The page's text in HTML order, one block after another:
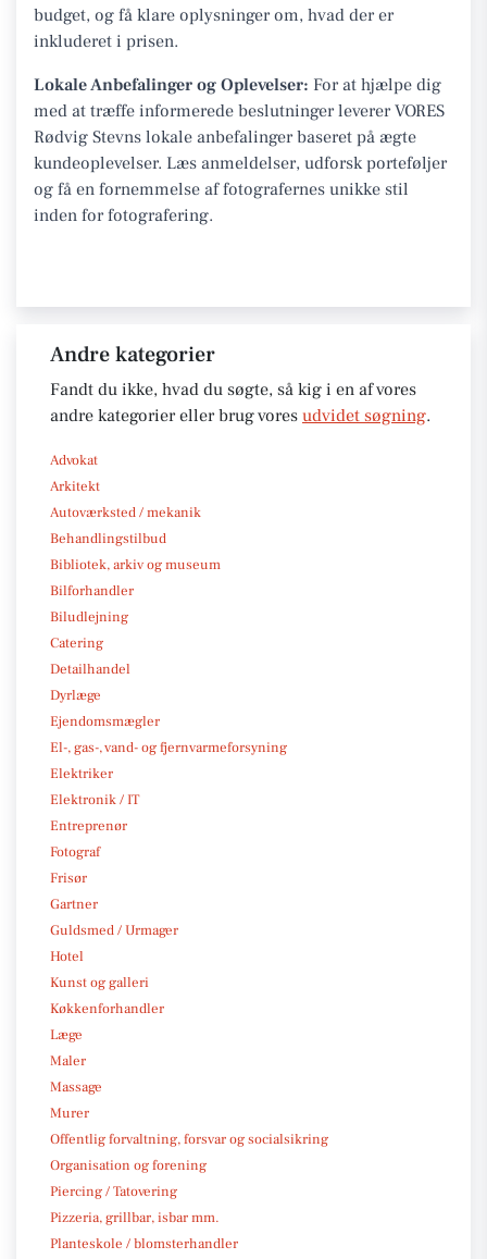
budget, og få klare oplysninger om, hvad der er
inkluderet i prisen.
Lokale Anbefalinger og Oplevelser: For at hjælpe dig
med at træffe informerede beslutninger leverer VORES
Rødvig Stevns lokale anbefalinger baseret på ægte
kundeoplevelser. Læs anmeldelser, udforsk porteføljer
og få en fornemmelse af fotografernes unikke stil
inden for fotografering.
Andre kategorier
Fandt du ikke, hvad du søgte, så kig i en af vores
andre kategorier eller brug vores udvidet søgning.
Advokat
Arkitekt
Autoværksted / mekanik
Behandlingstilbud
Bibliotek, arkiv og museum
Bilforhandler
Biludlejning
Catering
Detailhandel
Dyrlæge
Ejendomsmægler
El-, gas-, vand- og fjernvarmeforsyning
Elektriker
Elektronik / IT
Entreprenør
Fotograf
Frisør
Gartner
Guldsmed / Urmager
Hotel
Kunst og galleri
Køkkenforhandler
Læge
Maler
Massage
Murer
Offentlig forvaltning, forsvar og socialsikring
Organisation og forening
Piercing / Tatovering
Pizzeria, grillbar, isbar mm.
Planteskole / blomsterhandler